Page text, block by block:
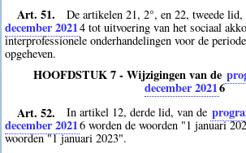
Art. 51. De artikelen 21, 2°, en 22, tweede lid,
december 20214 tot uitvoering van het sociaal
interprofessionele onderhandelingen voor de
opgeheven.
HOOFDSTUK 7 - Wijzigingen van de
december 20216
Art. 52.
In artikel 12, derde lid, van de
december 20216 worden de woorden "1 januari
woorden "1 januari 2023".